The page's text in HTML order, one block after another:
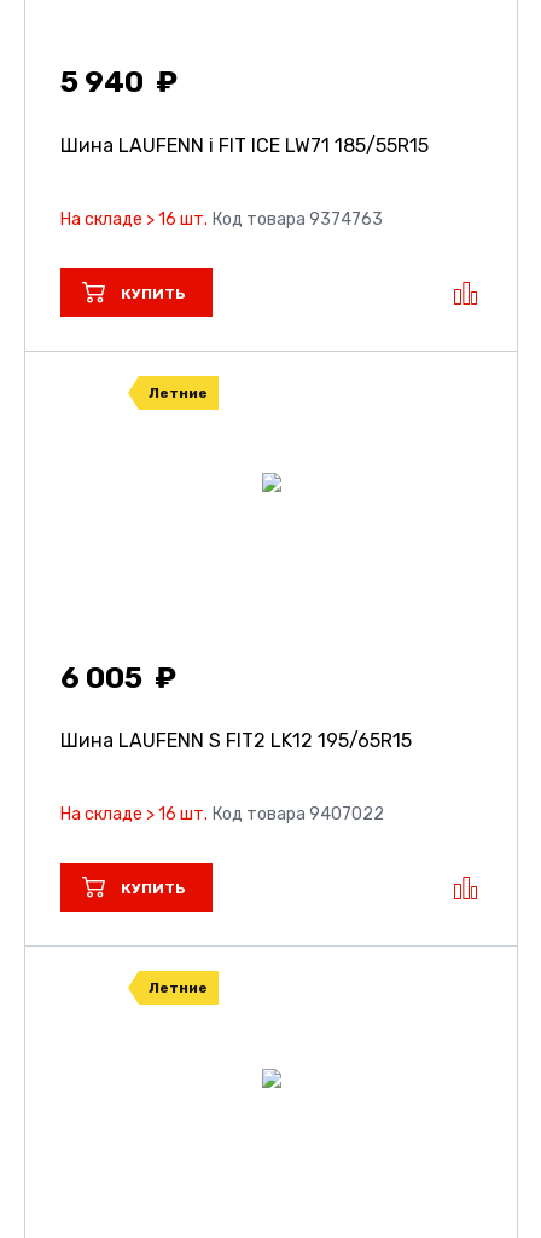
5 940
Шина LAUFENN i FIT ICE LW71 185/55R15
На складе > 16 шт. Код товара 9374763
КУПИТЬ
Летние
6 005
Шина LAUFENN S FIT2 LK12 195/65R15
На складе > 16 шт. Код товара 9407022
КУПИТЬ
Летние